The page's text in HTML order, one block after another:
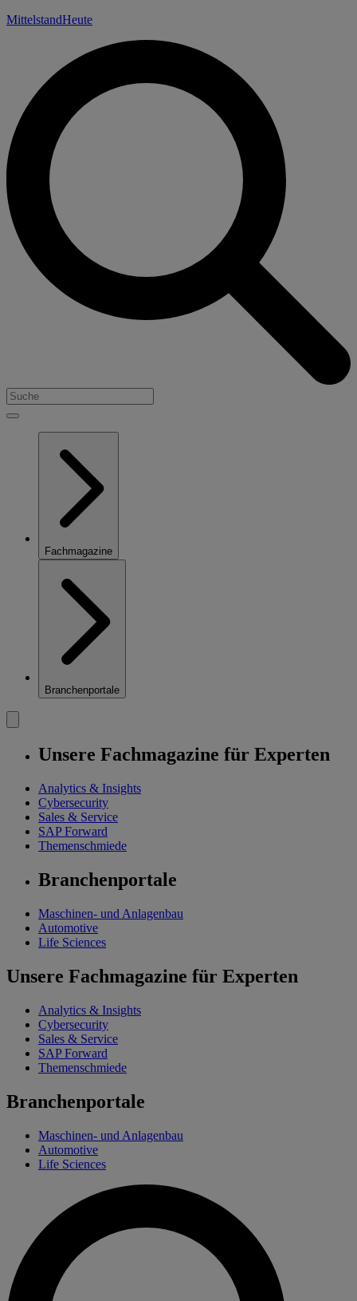
MittelstandHeute
Fachmagazine
Branchenportale
Unsere Fachmagazine für Experten
Analytics & Insights
Cybersecurity
Sales & Service
SAP Forward
Themenschmiede
Branchenportale
Maschinen- und Anlagenbau
Automotive
Life Sciences
Unsere Fachmagazine für Experten
Analytics & Insights
Cybersecurity
Sales & Service
SAP Forward
Themenschmiede
Branchenportale
Maschinen- und Anlagenbau
Automotive
Life Sciences